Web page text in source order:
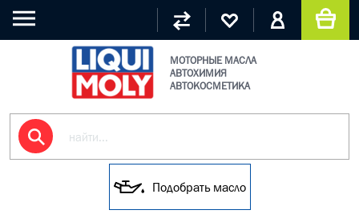
МОТОРНЫЕ МАСЛА
АВТОХИМИЯ
АВТОКОСМЕТИКА
Подобрать масло